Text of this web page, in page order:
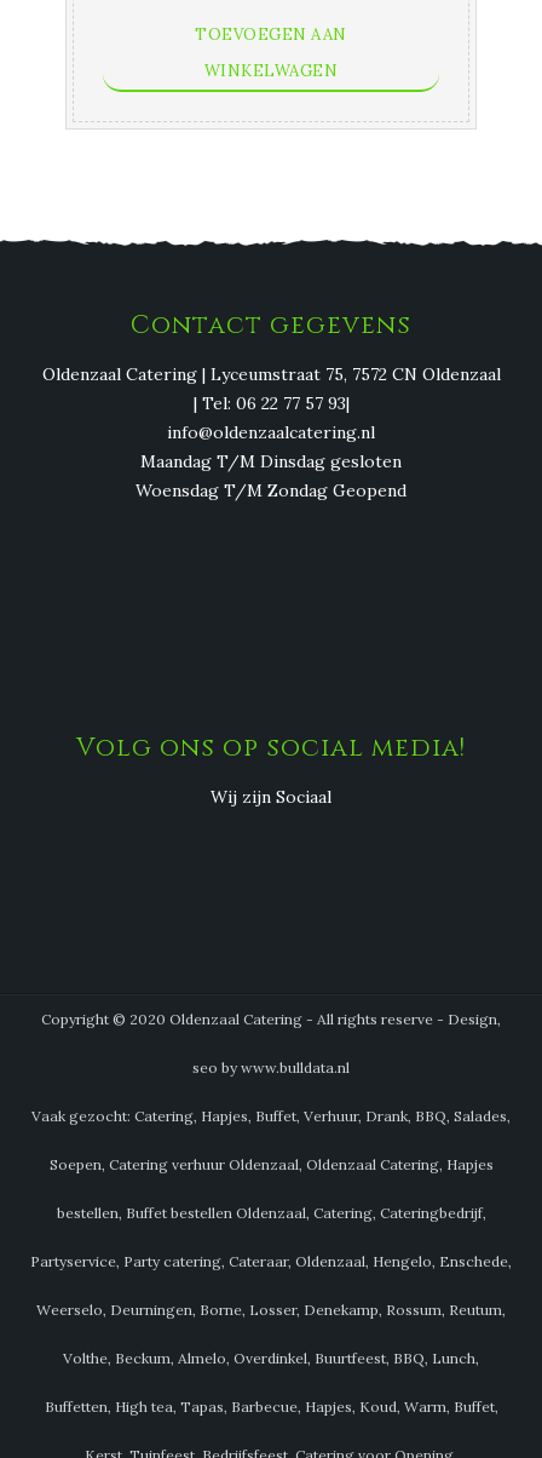
TOEVOEGEN AAN
WINKELWAGEN
Contact gegevens
Oldenzaal Catering | Lyceumstraat 75, 7572 CN Oldenzaal
| Tel: 06 22 77 57 93|
info@oldenzaalcatering.nl
Maandag T/M Dinsdag gesloten
Woensdag T/M Zondag Geopend
Volg ons op social media!
Wij zijn Sociaal
Copyright © 2020 Oldenzaal Catering - All rights reserve - Design,
seo by www.bulldata.nl
Vaak gezocht: Catering, Hapjes, Buffet, Verhuur, Drank, BBQ, Salades,
Soepen, Catering verhuur Oldenzaal, Oldenzaal Catering, Hapjes
bestellen, Buffet bestellen Oldenzaal, Catering, Cateringbedrijf,
Partyservice, Party catering, Cateraar, Oldenzaal, Hengelo, Enschede,
Weerselo, Deurningen, Borne, Losser, Denekamp, Rossum, Reutum,
Volthe, Beckum, Almelo, Overdinkel, Buurtfeest, BBQ, Lunch,
Buffetten, High tea, Tapas, Barbecue, Hapjes, Koud, Warm, Buffet,